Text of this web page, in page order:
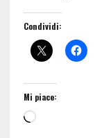
Condividi:
Mi piace: